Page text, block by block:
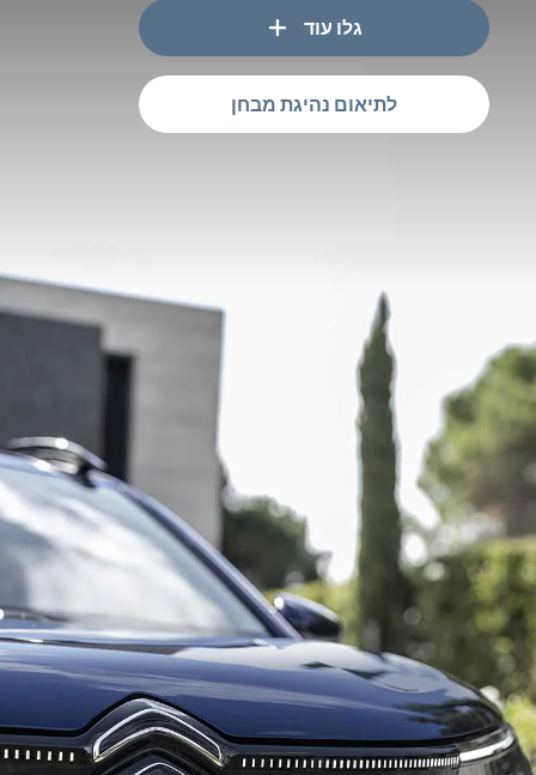
גלו עוד
לתיאום נהיגת מבחן